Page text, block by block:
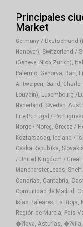
Principales
Market
Germany / Deutschland
Hanover), Switzerland /
(Geneve, Nion,Zurich),
Palermo, Genorva, Bari,
Antwerpen, Gand,
Louvain), Luxembourg /
Nederland, Sweden,
Eire,Portugal /
Norge / Noreg, Greece /
Koztarsasag, Iceland /
Ceska Republika,
/ United Kingdom /
Mancherster,Leeds,
Canarias, Cantabria,
Comunidad de Madrid,
Islas Baleares, La Rioja,
Región de Murcia, País
�?lava, Asturias, �?vila,